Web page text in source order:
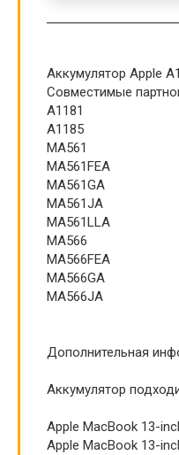
Аккумулятор Apple
Совместимые
A1181
A1185
MA561
MA561FEA
MA561GA
MA561JA
MA561LLA
MA566
MA566FEA
MA566GA
MA566JA
Дополнительная
Аккумулятор
Apple MacBook 13-
Apple MacBook 13-